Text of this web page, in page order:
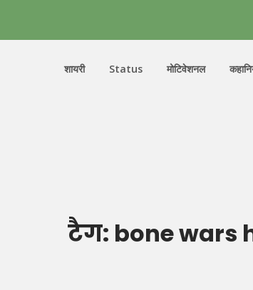
शायरी Status मोटिवेशनल
टैग: bone wars